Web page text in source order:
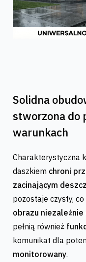
Solidna
stworzona do
warunkach
Charakterystyczna
daszkiem chroni
zacinającym
pozostaje czysty, co
obrazu
pełnią również
komunikat dla
monitorowany.